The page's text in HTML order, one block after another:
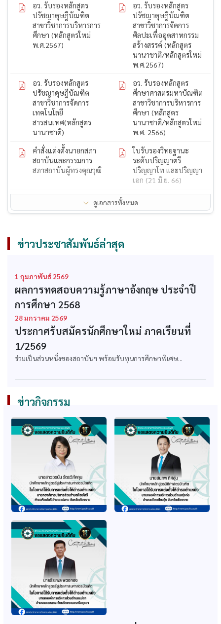
อว. รับรองหลักสูตร
ปรัชญาดุษฎีบัณฑิต
สาขาวิชาการบริหารการ
ศึกษา (หลักสูตรใหม่
พ.ศ.2567)
อว. รับรองหลักสูตร
ปรัชญาดุษฎีบัณฑิต
สาขาวิชาการจัดการ
ศิลปะเพื่ออุตสาหกรรม
สร้างสรรค์ (หลักสูตร
นานาชาติ/หลักสูตรใหม่
พ.ศ.2567)
อว. รับรองหลักสูตร
ปรัชญาดุษฎีบัณฑิต
สาขาวิชาการจัดการ
เทคโนโลยี
สารสนเทศ(หลักสูตร
นานาชาติ)
อว. รับรองหลักสูตร
ศึกษาศาสตรมหาบัณฑิต
สาขาวิชาการบริหารการ
ศึกษา (หลักสูตร
นานาชาติ/หลักสูตรใหม่
พ.ศ. 2566)
คำสั่งแต่งตั้งนายกสภา
สถาบันและกรรมการ
สภาสถาบันผู้ทรงคุณวุฒิ
ใบรับรองวิทยฐานะ
ระดับปริญญาตรี
ปริญญาโท และปริญญา
เอก (21 มิ.ย. 66)
ระดับปริญญาตรี
ระดับปริญญาโท
หลักสูตรปรัชญาดุษฎี
บัณฑิต สาขาวิชาการ
ก.พ. รับรองคุณวุฒิ
บัณฑิต สาขาวิชา
บริหารธุรกิจ
หลักสูตรบริหารธุรกิจ
มหาบัณฑิต สาขาวิชา
ก.พ. รับรองคุณวุฒิ
หลักสูตรบริหารธุรกิจ
บัณฑิต สาขาวิชา
คอมพิวเตอร์ธุรกิจ
หลักสูตรรัฐประศาสน
หลักสูตรเทคโนโลยี
วิศวกรรม
หลักสูตรศิลปศาสตร
ก.พ. รับรองคุณวุฒิ
หลักสูตรนิติศาสตร
บัณฑิต
ก.พ. รับรองคุณวุฒิ
หลักสูตรรัฐศาสตรมหา
บัณฑิต
ก.พ. รับรองคุณวุฒิ
หลักสูตรศึกษาศาสตร
มหาบัณฑิต สาขาบริหาร
การศึกษา
ก.พ. รับรองหลักสูตร
เทคโนโลยีบัณทิต สาขา
ธุรกิจวิศวกรรม
(ปรับปรุง 64-65)
ก.พ. รับรองหลักสูตร
รัฐประศาสนศาสตร์
บัณฑิต สาขา
รัฐประศาสนศาสตร์
(ปรับปรุง 64-65)
ก.พ. รับรองปริญญา
หลักสูตรรัฐศาสตรมหา
ก.พ. รับรองปริญญา
หลักสูตรศึกษาศาสตร
มหาบัณฑิต (หลักสูตร
ใหม่ 2560)
ส.ก.อ. รับทราบอนุมัติ
ดูเอกสารทั้งหมด
ข่าวประชาสัมพันธ์ล่าสุด
1 กุมภาพันธ์ 2569
ผลการทดสอบความรู้ภาษาอังกฤษ ประจำปี
การศึกษา 2568
28 มกราคม 2569
ประกาศรับสมัครนักศึกษาใหม่ ภาคเรียนที่
1/2569
ร่วมเป็นส่วนหนึ่งของสถาบันฯ พร้อมรับทุนการศึกษาพิเศษ...
ข่าวกิจกรรม